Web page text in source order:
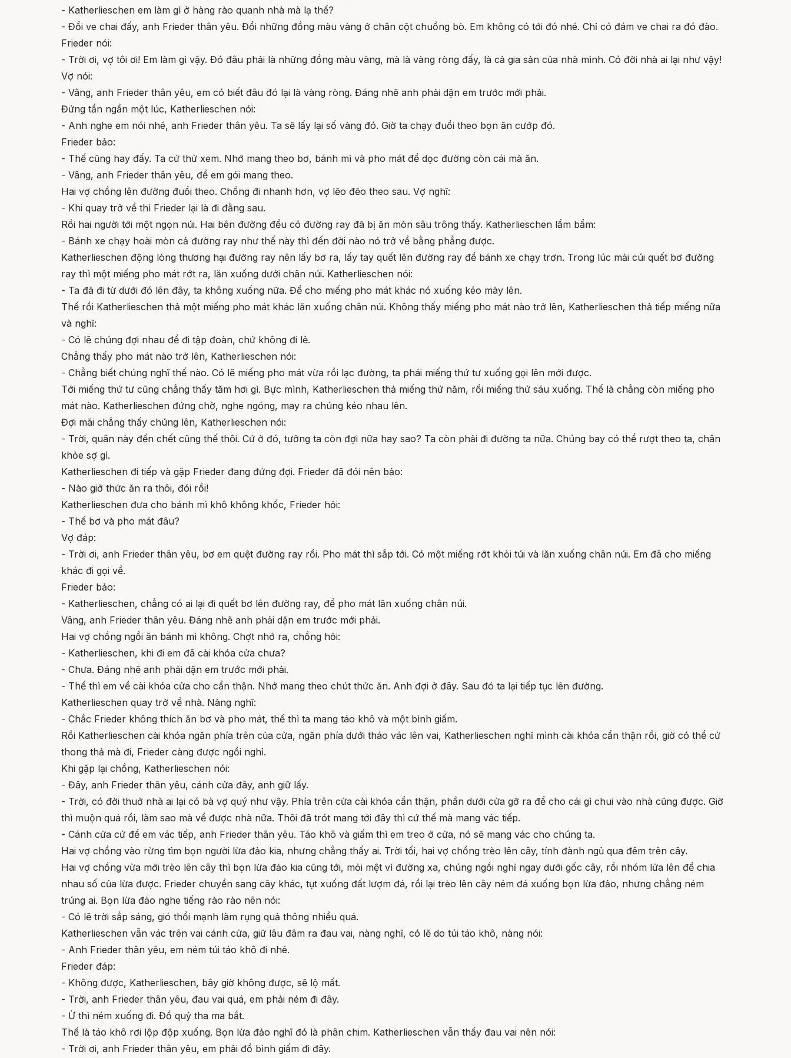
- Katherlieschen em làm gì ở hàng rào quanh nhà mà lạ thế?
- Đổi ve chai đấy, anh Frieder thân yêu. Đổi những đồng màu vàng ở chân cột chuồng bò. Em không có tới đó nhé. Chỉ có đám ve chai ra đó đào.
Frieder nói:
- Trời ơi, vợ tôi ơi! Em làm gì vậy. Đó đâu phải là những đồng màu vàng, mà là vàng ròng đấy, là cả gia sản của nhà mình. Có đời nhà ai lại như vậy!
Vợ nói:
- Vâng, anh Frieder thân yêu, em có biết đâu đó lại là vàng ròng. Đáng nhẽ anh phải dặn em trước mới phải.
Đứng tần ngần một lúc, Katherlieschen nói:
- Anh nghe em nói nhé, anh Frieder thân yêu. Ta sẽ lấy lại số vàng đó. Giờ ta chạy đuổi theo bọn ăn cướp đó.
Frieder bảo:
- Thế cũng hay đấy. Ta cứ thử xem. Nhớ mang theo bơ, bánh mì và pho mát để dọc đường còn cái mà ăn.
- Vâng, anh Frieder thân yêu, để em gói mang theo.
Hai vợ chồng lên đường đuổi theo. Chồng đi nhanh hơn, vợ lẽo đẽo theo sau. Vợ nghĩ:
- Khi quay trở về thì Frieder lại là đi đằng sau.
Rồi hai người tới một ngọn núi. Hai bên đường đều có đường ray đã bị ăn mòn sâu trông thấy. Katherlieschen lẩm bẩm:
- Bánh xe chạy hoài mòn cả đường ray như thế này thì đến đời nào nó trở về bằng phẳng được.
Katherlieschen động lòng thương hại đường ray nên lấy bơ ra, lấy tay quết lên đường ray để bánh xe chạy trơn. Trong lúc mải cúi quết bơ đường
ray thì một miếng pho mát rớt ra, lăn xuống dưới chân núi. Katherlieschen nói:
- Ta đã đi từ dưới đó lên đây, ta không xuống nữa. Để cho miếng pho mát khác nó xuống kéo mày lên.
Thế rồi Katherlieschen thả một miếng pho mát khác lăn xuống chân núi. Không thấy miếng pho mát nào trở lên, Katherlieschen thả tiếp miếng nữa
và nghĩ:
- Có lẽ chúng đợi nhau để đi tập đoàn, chứ không đi lẻ.
Chẳng thấy pho mát nào trở lên, Katherlieschen nói:
- Chẳng biết chúng nghĩ thế nào. Có lẽ miếng pho mát vừa rồi lạc đường, ta phái miếng thứ tư xuống gọi lên mới được.
Tới miếng thứ tư cũng chẳng thấy tăm hơi gì. Bực mình, Katherlieschen thả miếng thứ năm, rồi miếng thứ sáu xuống. Thế là chẳng còn miếng pho
mát nào. Katherlieschen đứng chờ, nghe ngóng, may ra chúng kéo nhau lên.
Đợi mãi chẳng thấy chúng lên, Katherlieschen nói:
- Trời, quân này đến chết cũng thế thôi. Cứ ở đó, tưởng ta còn đợi nữa hay sao? Ta còn phải đi đường ta nữa. Chúng bay có thể rượt theo ta, chân
khỏe sợ gì.
Katherlieschen đi tiếp và gặp Frieder đang đứng đợi. Frieder đã đói nên bảo:
- Nào giở thức ăn ra thôi, đói rồi!
Katherlieschen đưa cho bánh mì khô không khốc, Frieder hỏi:
- Thế bơ và pho mát đâu?
Vợ đáp:
- Trời ơi, anh Frieder thân yêu, bơ em quệt đường ray rồi. Pho mát thì sắp tới. Có một miếng rớt khỏi túi và lăn xuống chân núi. Em đã cho miếng
khác đi gọi về.
Frieder bảo:
- Katherlieschen, chẳng có ai lại đi quết bơ lên đường ray, để pho mát lăn xuống chân núi.
Vâng, anh Frieder thân yêu. Đáng nhẽ anh phải dặn em trước mới phải.
Hai vợ chồng ngồi ăn bánh mì không. Chợt nhớ ra, chồng hỏi:
- Katherlieschen, khi đi em đã cài khóa cửa chưa?
- Chưa. Đáng nhẽ anh phải dặn em trước mới phải.
- Thế thì em về cài khóa cửa cho cẩn thận. Nhớ mang theo chút thức ăn. Anh đợi ở đây. Sau đó ta lại tiếp tục lên đường.
Katherlieschen quay trở về nhà. Nàng nghĩ:
- Chắc Frieder không thích ăn bơ và pho mát, thế thì ta mang táo khô và một bình giấm.
Rồi Katherlieschen cài khóa ngăn phía trên của cửa, ngăn phía dưới tháo vác lên vai, Katherlieschen nghĩ mình cài khóa cẩn thận rồi, giờ có thể cứ
thong thả mà đi, Frieder càng được ngồi nghỉ.
Khi gặp lại chồng, Katherlieschen nói:
- Đây, anh Frieder thân yêu, cánh cửa đây, anh giữ lấy.
- Trời, có đời thuở nhà ai lại có bà vợ quý như vậy. Phía trên cửa cài khóa cẩn thận, phần dưới cửa gỡ ra để cho cái gì chui vào nhà cũng được. Giờ
thì muộn quá rồi, làm sao mà về được nhà nữa. Thôi đã trót mang tới đây thì cứ thế mà mang vác tiếp.
- Cánh cửa cứ để em vác tiếp, anh Frieder thân yêu. Táo khô và giấm thì em treo ở cửa, nó sẽ mang vác cho chúng ta.
Hai vợ chồng vào rừng tìm bọn người lừa đảo kia, nhưng chẳng thấy ai. Trời tối, hai vợ chồng trèo lên cây, tính đành ngủ qua đêm trên cây.
Hai vợ chồng vừa mới trèo lên cây thì bọn lừa đảo kia cũng tới, mỏi mệt vì đường xa, chúng ngồi nghỉ ngay dưới gốc cây, rồi nhóm lửa lên để chia
nhau số của lừa được. Frieder chuyền sang cây khác, tụt xuống đất lượm đá, rồi lại trèo lên cây ném đá xuống bọn lừa đảo, nhưng chẳng ném
trúng ai. Bọn lừa đảo nghe tiếng rào rào nên nói:
- Có lẽ trời sắp sáng, gió thổi mạnh làm rụng quả thông nhiều quá.
Katherlieschen vẫn vác trên vai cánh cửa, giữ lâu đâm ra đau vai, nàng nghĩ, có lẽ do túi táo khô, nàng nói:
- Anh Frieder thân yêu, em ném túi táo khô đi nhé.
Frieder đáp:
- Không được, Katherlieschen, bây giờ không được, sẽ lộ mất.
- Trời, anh Frieder thân yêu, đau vai quá, em phải ném đi đây.
- Ừ thì ném xuống đi. Đồ quỷ tha ma bắt.
Thế là táo khô rơi lộp độp xuống. Bọn lừa đảo nghĩ đó là phân chim. Katherlieschen vẫn thấy đau vai nên nói:
- Trời ơi, anh Frieder thân yêu, em phải đổ bình giấm đi đây.